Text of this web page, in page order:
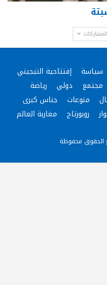
سياسة
إفتتاحية التيجيني
مجتمع دولي
رياضة
منوعات
جناس كبرى
روبورتاج مغاربة العالم